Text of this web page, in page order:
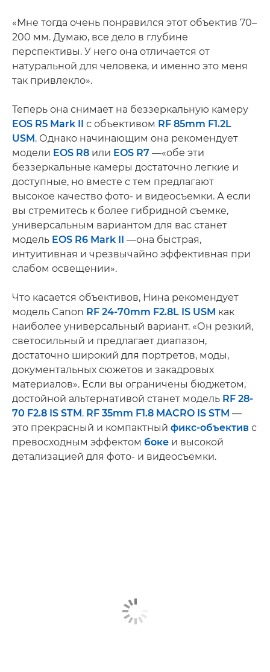
«Мне тогда очень понравился этот объектив 70–
200 мм. Думаю, все дело в глубине
перспективы. У него она отличается от
натуральной для человека, и именно это меня
так привлекло».
Теперь она снимает на беззеркальную камеру
EOS R5 Mark II с объективом RF 85mm F1.2L
USM. Однако начинающим она рекомендует
модели EOS R8 или EOS R7 —«обе эти
беззеркальные камеры достаточно легкие и
доступные, но вместе с тем предлагают
высокое качество фото- и видеосъемки. А если
вы стремитесь к более гибридной съемке,
универсальным вариантом для вас станет
модель EOS R6 Mark II —она быстрая,
интуитивная и чрезвычайно эффективная при
слабом освещении».
Что касается объективов, Нина рекомендует
модель Canon RF 24-70mm F2.8L IS USM как
наиболее универсальный вариант. «Он резкий,
светосильный и предлагает диапазон,
достаточно широкий для портретов, моды,
документальных сюжетов и закадровых
материалов». Если вы ограничены бюджетом,
достойной альтернативой станет модель RF 28-
70 F2.8 IS STM. RF 35mm F1.8 MACRO IS STM —
это прекрасный и компактный фикс-объектив с
превосходным эффектом боке и высокой
детализацией для фото- и видеосъемки.